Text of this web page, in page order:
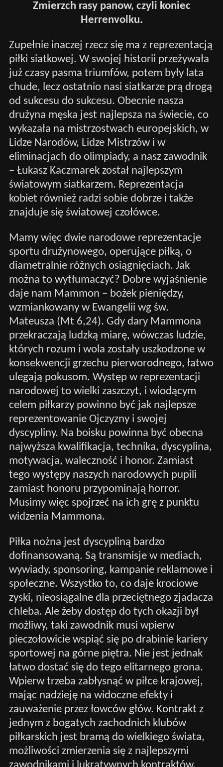
Zmierzch rasy panow, czyli koniec
Herrenvolku.
Zupełnie inaczej rzecz się ma z reprezentacją
piłki siatkowej. W swojej historii przeżywała
już czasy pasma triumfów, potem były lata
chude, lecz ostatnio nasi siatkarze prą drogą
od sukcesu do sukcesu. Obecnie nasza
drużyna męska jest najlepsza na świecie, co
wykazała na mistrzostwach europejskich, w
Lidze Narodów, Lidze Mistrzów i w
eliminacjach do olimpiady, a nasz zawodnik
– Łukasz Kaczmarek został najlepszym
światowym siatkarzem. Reprezentacja
kobiet również radzi sobie dobrze i także
znajduje się światowej czołówce.
Mamy więc dwie narodowe reprezentacje
sportu drużynowego, operujące piłką, o
diametralnie różnych osiągnięciach. Jak
można to wytłumaczyć? Dobre wyjaśnienie
daje nam Mammon – bożek pieniędzy,
wzmiankowany w Ewangelii wg św.
Mateusza (Mt 6,24). Gdy dary Mammona
przekraczają ludzką miarę, wówczas ludzie,
których rozum i wola zostały uszkodzone w
konsekwencji grzechu pierworodnego, łatwo
ulegają pokusom. Występ w reprezentacji
narodowej to wielki zaszczyt, i wiodącym
celem piłkarzy powinno być jak najlepsze
reprezentowanie Ojczyzny i swojej
dyscypliny. Na boisku powinna być obecna
najwyższa kwalifikacja, technika, dyscyplina,
motywacja, waleczność i honor. Zamiast
tego występy naszych narodowych pupili
zamiast honoru przypominają horror.
Musimy więc spojrzeć na ich grę z punktu
widzenia Mammona.
Piłka nożna jest dyscypliną bardzo
dofinansowaną. Są transmisje w mediach,
wywiady, sponsoring, kampanie reklamowe i
społeczne. Wszystko to, co daje krociowe
zyski, nieosiągalne dla przeciętnego zjadacza
chleba. Ale żeby dostęp do tych okazji był
możliwy, taki zawodnik musi wpierw
pieczołowicie wspiąć się po drabinie kariery
sportowej na górne piętra. Nie jest jednak
łatwo dostać się do tego elitarnego grona.
Wpierw trzeba zabłysnąć w piłce krajowej,
mając nadzieję na widoczne efekty i
zauważenie przez łowców głów. Kontrakt z
jednym z bogatych zachodnich klubów
piłkarskich jest bramą do wielkiego świata,
możliwości zmierzenia się z najlepszymi